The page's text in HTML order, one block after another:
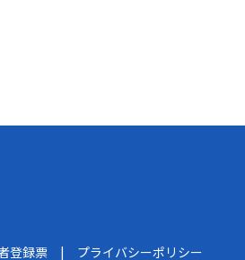
登録票 プライバシーポリシー